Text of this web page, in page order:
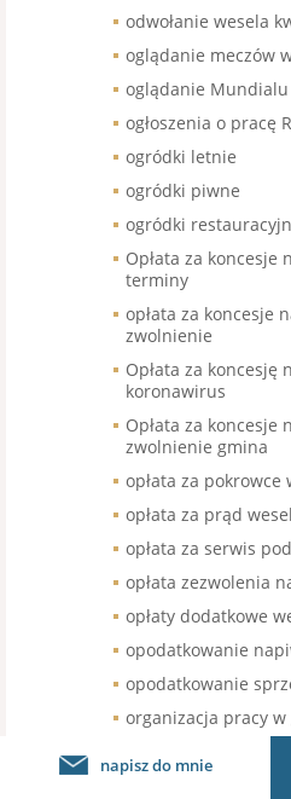
odwołanie wesela
oglądanie meczów
oglądanie
ogłoszenia o pracę
ogródki letnie
ogródki piwne
ogródki
Opłata za koncesje
terminy
opłata za koncesje
zwolnienie
Opłata za koncesję
koronawirus
Opłata za koncesje
zwolnienie gmina
opłata za pokrowce
opłata za prąd
opłata za serwis
opłata zezwolenia
opłaty dodatkowe
opodatkowanie
opodatkowanie
organizacja pracy
organizacja pracy w
organizacja urodzin
napisz do mnie